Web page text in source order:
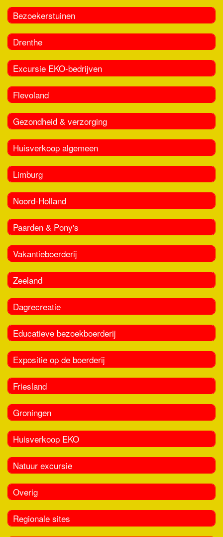
Bezoekerstuinen
Drenthe
Excursie EKO-bedrijven
Flevoland
Gezondheid & verzorging
Huisverkoop algemeen
Limburg
Noord-Holland
Paarden & Pony's
Vakantieboerderij
Zeeland
Dagrecreatie
Educatieve bezoekboerderij
Expositie op de boerderij
Friesland
Groningen
Huisverkoop EKO
Natuur excursie
Overig
Regionale sites